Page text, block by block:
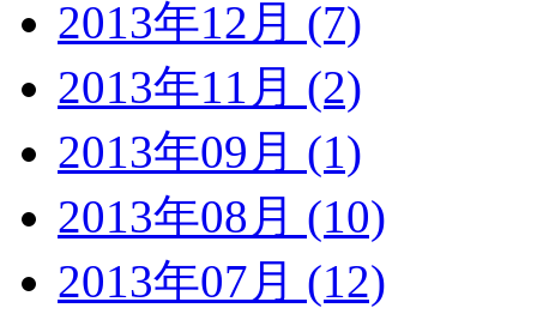
2013年12月 (7)
2013年11月 (2)
2013年09月 (1)
2013年08月 (10)
2013年07月 (12)